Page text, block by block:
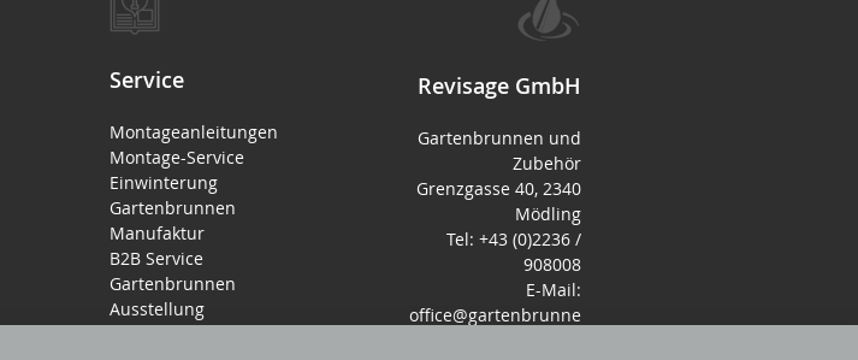
Service
Montageanleitungen
Montage-Service
Einwinterung
Gartenbrunnen
Manufaktur
B2B Service
Gartenbrunnen
Ausstellung
Revisage GmbH
Gartenbrunnen und
Zubehör
Grenzgasse 40, 2340
Mödling
Tel: +43 (0)2236 /
908008
E-Mail:
office@gartenbrunne